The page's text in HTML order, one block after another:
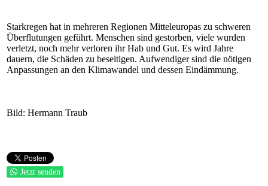
Starkregen hat in mehreren Regionen Mitteleuropas zu schweren
Überflutungen geführt. Menschen sind gestorben, viele wurden
verletzt, noch mehr verloren ihr Hab und Gut. Es wird Jahre
dauern, die Schäden zu beseitigen. Aufwendiger sind die nötigen
Anpassungen an den Klimawandel und dessen Eindämmung.
Bild: Hermann Traub
Jetzt senden